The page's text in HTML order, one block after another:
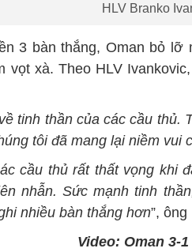
HLV Branko
3 bàn thắng, Oman bỏ lỡ
vọt xà. Theo HLV
tinh thần của các cầu thủ.
tôi đã mang lại niềm vui
cầu thủ rất thất vọng khi
nhẫn. Sức mạnh tinh
nhiều bàn thắng hơn”,
Video: Oman 3-